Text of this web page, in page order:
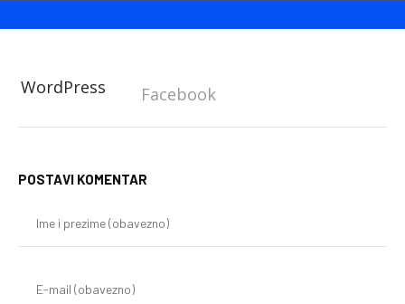
WordPress Facebook
POSTAVI KOMENTAR